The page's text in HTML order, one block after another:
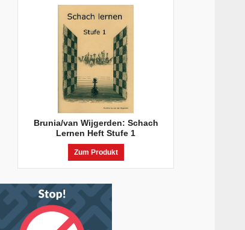
Brunia/van Wijgerden: Schach
Lernen Heft Stufe 1
Zum Produkt